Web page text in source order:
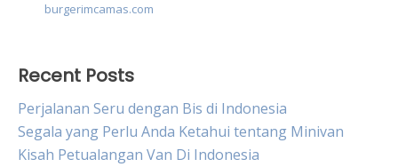
burgerimcamas.com
Recent Posts
Perjalanan Seru dengan Bis di Indonesia
Segala yang Perlu Anda Ketahui tentang Minivan
Kisah Petualangan Van Di Indonesia